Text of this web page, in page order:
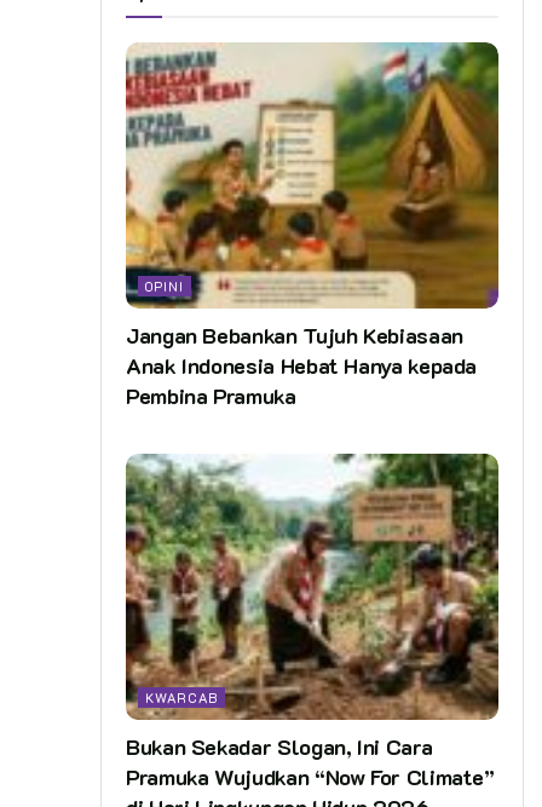
OPINI
Jangan Bebankan Tujuh Kebiasaan
Anak Indonesia Hebat Hanya kepada
Pembina Pramuka
KWARCAB
Bukan Sekadar Slogan, Ini Cara
Pramuka Wujudkan “Now For Climate”